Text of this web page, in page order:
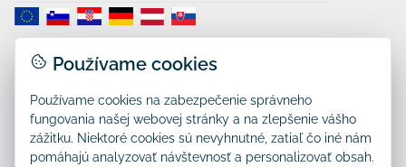
Dostava:Používame cookies
Používame cookies na zabezpečenie správneho
fungovania našej webovej stránky a na zlepšenie vášho
zážitku. Niektoré cookies sú nevyhnutné, zatiaľ čo iné nám
pomáhajú analyzovať návštevnosť a personalizovať obsah.